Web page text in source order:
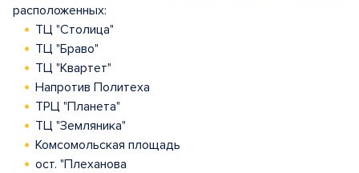
расположенных:
ТЦ "Столица"
ТЦ "Браво"
ТЦ "Квартет"
Напротив Политеха
ТРЦ "Планета"
ТЦ "Земляника"
Комсомольская площадь
ост. "Плеханова